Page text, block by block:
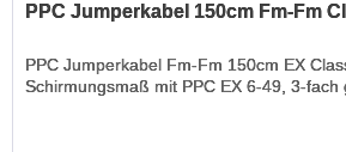
PPC Jumperkabel 150cm Fm-Fm
PPC Jumperkabel Fm-Fm 150cm EX
Schirmungsmaß mit PPC EX 6-49, 3-fach